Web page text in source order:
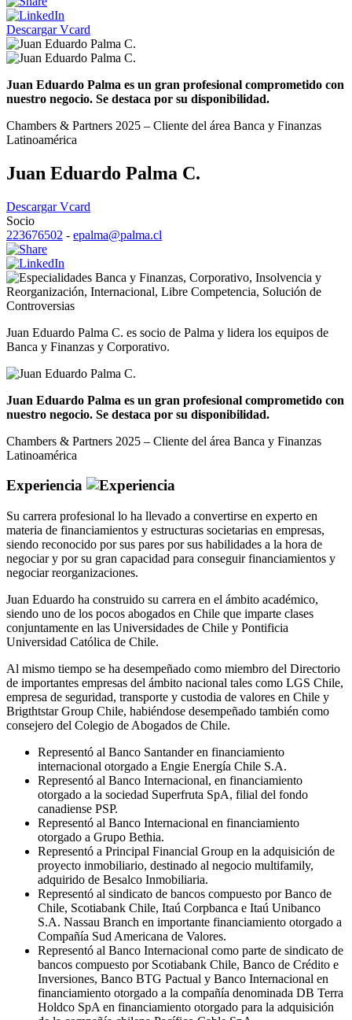
Descargar Vcard
Juan Eduardo Palma es un gran profesional comprometido con
nuestro negocio. Se destaca por su disponibilidad.
Chambers & Partners 2025 – Cliente del área Banca y Finanzas
Latinoamérica
Juan Eduardo Palma C.
Descargar Vcard
Socio
223676502 - epalma@palma.cl
Banca y Finanzas, Corporativo, Insolvencia y
Reorganización, Internacional, Libre Competencia, Solución de
Controversias
Juan Eduardo Palma C. es socio de Palma y lidera los equipos de
Banca y Finanzas y Corporativo.
Juan Eduardo Palma es un gran profesional comprometido con
nuestro negocio. Se destaca por su disponibilidad.
Chambers & Partners 2025 – Cliente del área Banca y Finanzas
Latinoamérica
Experiencia
Su carrera profesional lo ha llevado a convertirse en experto en
materia de financiamientos y estructuras societarias en empresas,
siendo reconocido por sus pares por sus habilidades a la hora de
negociar y por su gran capacidad para conseguir financiamientos y
negociar reorganizaciones.
Juan Eduardo ha construido su carrera en el ámbito académico,
siendo uno de los pocos abogados en Chile que imparte clases
conjuntamente en las Universidades de Chile y Pontificia
Universidad Católica de Chile.
Al mismo tiempo se ha desempeñado como miembro del Directorio
de importantes empresas del ámbito nacional tales como LGS Chile,
empresa de seguridad, transporte y custodia de valores en Chile y
Brigthtstar Group Chile, habiéndose desempeñado también como
consejero del Colegio de Abogados de Chile.
Representó al Banco Santander en financiamiento
internacional otorgado a Engie Energía Chile S.A.
Representó al Banco Internacional, en financiamiento
otorgado a la sociedad Superfruta SpA, filial del fondo
canadiense PSP.
Representó al Banco Internacional en financiamiento
otorgado a Grupo Bethia.
Representó a Principal Financial Group en la adquisición de
proyecto inmobiliario, destinado al negocio multifamily,
adquirido de Besalco Inmobiliaria.
Representó al sindicato de bancos compuesto por Banco de
Chile, Scotiabank Chile, Itaú Corpbanca e Itaú Unibanco
S.A. Nassau Branch en importante financiamiento otorgado a
Compañía Sud Americana de Valores.
Representó al Banco Internacional como parte de sindicato de
bancos compuesto por Scotiabank Chile, Banco de Crédito e
Inversiones, Banco BTG Pactual y Banco Internacional en
financiamiento otorgado a la compañía denominada DB Terra
Holdco SpA en financiamiento otorgado para la adquisición